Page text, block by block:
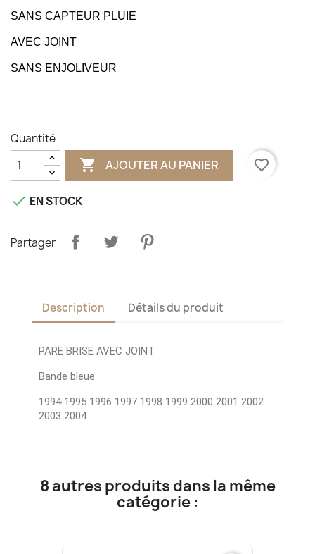
SANS CAPTEUR PLUIE
AVEC JOINT
SANS ENJOLIVEUR
Quantité
 AJOUTER AU PANIER favorite_border
 EN STOCK
Partager
Description Détails du produit
PARE BRISE AVEC JOINT
Bande bleue
1994 1995 1996 1997 1998 1999 2000 2001 2002
2003 2004
8 autres produits dans la même
catégorie :